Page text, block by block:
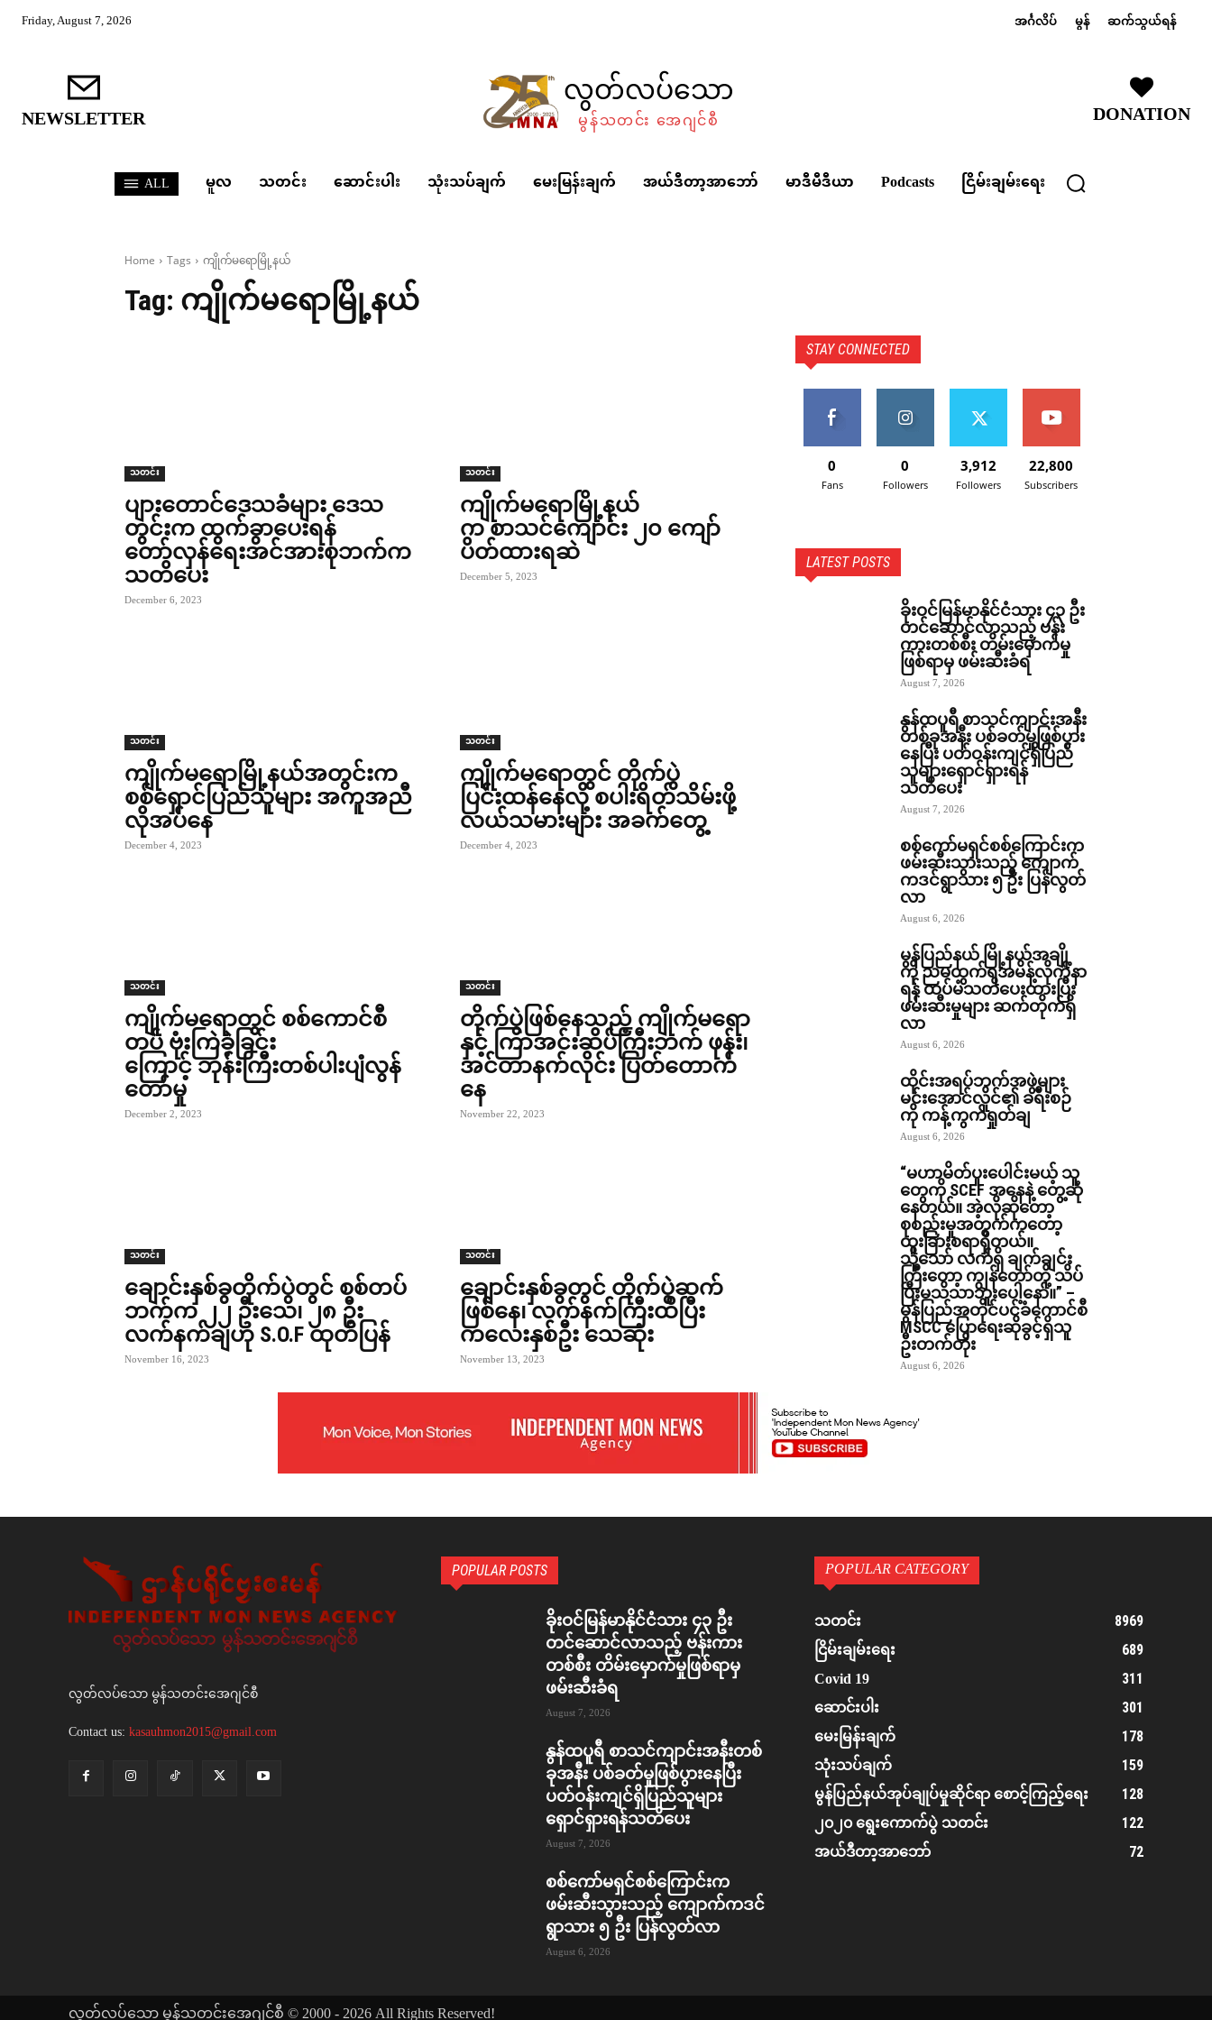
Friday, August 7, 2026 အင်္ဂလိပ် မွန် ဆက်သွယ်ရန်
NEWSLETTER လွတ်လပ်သော
မွန်သတင်း အေဂျင်စီ DONATION
ALL မူလ သတင်း ဆောင်းပါး သုံးသပ်ချက် မေးမြန်းချက် အယ်ဒီတာ့အာဘော် မာဒီမီဒီယာ Podcasts ငြိမ်းချမ်းရေး
Home Tags ကျိုက်မရောမြို့နယ်
Tag: ကျိုက်မရောမြို့နယ်
သတင်း
ပျားတောင်ဒေသခံများ ဒေသ
တွင်းက ထွက်ခွာပေးရန်
တော်လှန်ရေးအင်အားစုဘက်က
သတိပေး
December 6, 2023
သတင်း
ကျိုက်မရောမြို့နယ်
က စာသင်ကျောင်း ၂၀ ကျော်
ပိတ်ထားရဆဲ
December 5, 2023
သတင်း
ကျိုက်မရောမြို့နယ်အတွင်းက
စစ်ရှောင်ပြည်သူများ အကူအညီ
လိုအပ်နေ
December 4, 2023
သတင်း
ကျိုက်မရောတွင် တိုက်ပွဲ
ပြင်းထန်နေလို့ စပါးရိတ်သိမ်းဖို့
လယ်သမားများ အခက်တွေ့
December 4, 2023
သတင်း
ကျိုက်မရောတွင် စစ်ကောင်စီ
တပ် ဗုံးကြဲခဲ့ခြင်း
ကြောင့် ဘုန်းကြီးတစ်ပါးပျံလွန်
တော်မှု
December 2, 2023
သတင်း
တိုက်ပွဲဖြစ်နေသည့် ကျိုက်မရော
နှင့် ကြာအင်းဆိပ်ကြီးဘက် ဖုန်း၊
အင်တာနက်လိုင်း ပြတ်တောက်
နေ
November 22, 2023
သတင်း
ချောင်းနှစ်ခွတိုက်ပွဲတွင် စစ်တပ်
ဘက်က ၂၂ ဦးသေ၊ ၂၈ ဦး
လက်နက်ချဟု S.O.F ထုတ်ပြန်
November 16, 2023
သတင်း
ချောင်းနှစ်ခွတွင် တိုက်ပွဲဆက်
ဖြစ်နေ၊ လက်နက်ကြီးထိပြီး
ကလေးနှစ်ဦး သေဆုံး
November 13, 2023
STAY CONNECTED
0
Fans
0
Followers
3,912
Followers
22,800
Subscribers
LATEST POSTS
ခိုးဝင်မြန်မာနိုင်ငံသား ၄၃ ဦး
တင်ဆောင်လာသည့် ဗန်း
ကားတစ်စီး တိမ်းမှောက်မှု
ဖြစ်ရာမှ ဖမ်းဆီးခံရ
August 7, 2026
နွန်ထပူရီ စာသင်ကျာင်းအနီး
တစ်ခုအနီး ပစ်ခတ်မှုဖြစ်ပွား
နေပြီး ပတ်ဝန်းကျင်ရှိပြည်
သူများရှောင်ရှားရန်
သတိပေး
August 7, 2026
စစ်ကော်မရှင်စစ်ကြောင်းက
ဖမ်းဆီးသွားသည့် ကျောက်
ကဒင်ရွာသား ၅ ဦး ပြန်လွတ်
လာ
August 6, 2026
မွန်ပြည်နယ် မြို့နယ်အချို့
ကို ညမထွက်ရအမိန့်လိုက်နာ
ရန် ထပ်မံသတိပေးထားပြီး
ဖမ်းဆီးမှုများ ဆက်တိုက်ရှိ
လာ
August 6, 2026
ထိုင်းအရပ်ဘက်အဖွဲ့များ
မင်းအောင်လှိုင်၏ ခရီးစဉ်
ကို ကန့်ကွက်ရှုတ်ချ
August 6, 2026
“မဟာမိတ်ပူးပေါင်းမယ့် သူ
တွေကို SCEF အနေနဲ့ တွေ့ဆုံ
နေတယ်။ အဲ့လိုဆိုတော့
စုစည်းမှုအတွက်ကတော့
ထူးခြားစရာရှိတယ်။
သို့သော် လက်ရှိ ချက်ချင်း
ကြီးတော့ ကျွန်တော်တို့ သိပ်
ပြီးမသိသာဘူးပေါ့နော်။” –
မွန်ပြည်အတိုင်ပင်ခံကောင်စီ
MSCC ပြောရေးဆိုခွင့်ရှိသူ
ဦးတက်တိုး
August 6, 2026
လွတ်လပ်သော မွန်သတင်းအေဂျင်စီ
Contact us: kasauhmon2015@gmail.com
POPULAR POSTS
ခိုးဝင်မြန်မာနိုင်ငံသား ၄၃ ဦး
တင်ဆောင်လာသည့် ဗန်းကား
တစ်စီး တိမ်းမှောက်မှုဖြစ်ရာမှ
ဖမ်းဆီးခံရ
August 7, 2026
နွန်ထပူရီ စာသင်ကျာင်းအနီးတစ်
ခုအနီး ပစ်ခတ်မှုဖြစ်ပွားနေပြီး
ပတ်ဝန်းကျင်ရှိပြည်သူများ
ရှောင်ရှားရန်သတိပေး
August 7, 2026
စစ်ကော်မရှင်စစ်ကြောင်းက
ဖမ်းဆီးသွားသည့် ကျောက်ကဒင်
ရွာသား ၅ ဦး ပြန်လွတ်လာ
August 6, 2026
POPULAR CATEGORY
သတင်း 8969
ငြိမ်းချမ်းရေး 689
Covid 19 311
ဆောင်းပါး 301
မေးမြန်းချက် 178
သုံးသပ်ချက် 159
မွန်ပြည်နယ်အုပ်ချုပ်မှုဆိုင်ရာ စောင့်ကြည့်ရေး 128
၂၀၂၀ ရွေးကောက်ပွဲ သတင်း 122
အယ်ဒီတာ့အာဘော် 72
လွတ်လပ်သော မွန်သတင်းအေဂျင်စီ © 2000 - 2026 All Rights Reserved!